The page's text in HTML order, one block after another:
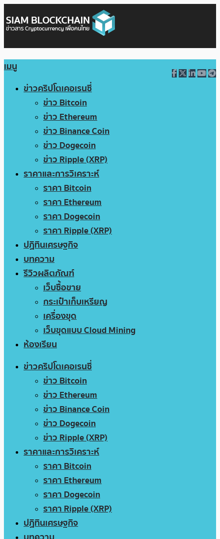
เมนู
ข่าวคริปโตเคอเรนซี่
ข่าว Bitcoin
ข่าว Ethereum
ข่าว Binance Coin
ข่าว Dogecoin
ข่าว Ripple (XRP)
ราคาและการวิเคราะห์
ราคา Bitcoin
ราคา Ethereum
ราคา Dogecoin
ราคา Ripple (XRP)
ปฏิทินเศรษฐกิจ
บทความ
รีวิวผลิตภัณฑ์
เว็บซื้อขาย
กระเป๋าเก็บเหรียญ
เครื่องขุด
เว็บขุดแบบ Cloud Mining
ห้องเรียน
ข่าวคริปโตเคอเรนซี่
ข่าว Bitcoin
ข่าว Ethereum
ข่าว Binance Coin
ข่าว Dogecoin
ข่าว Ripple (XRP)
ราคาและการวิเคราะห์
ราคา Bitcoin
ราคา Ethereum
ราคา Dogecoin
ราคา Ripple (XRP)
ปฏิทินเศรษฐกิจ